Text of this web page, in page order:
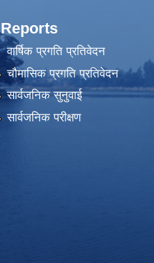
Reports
वार्षिक प्रगति प्रतिवेदन
चौमासिक प्रगति प्रतिवेदन
सार्वजनिक सुनुवाई
सार्वजनिक परीक्षण